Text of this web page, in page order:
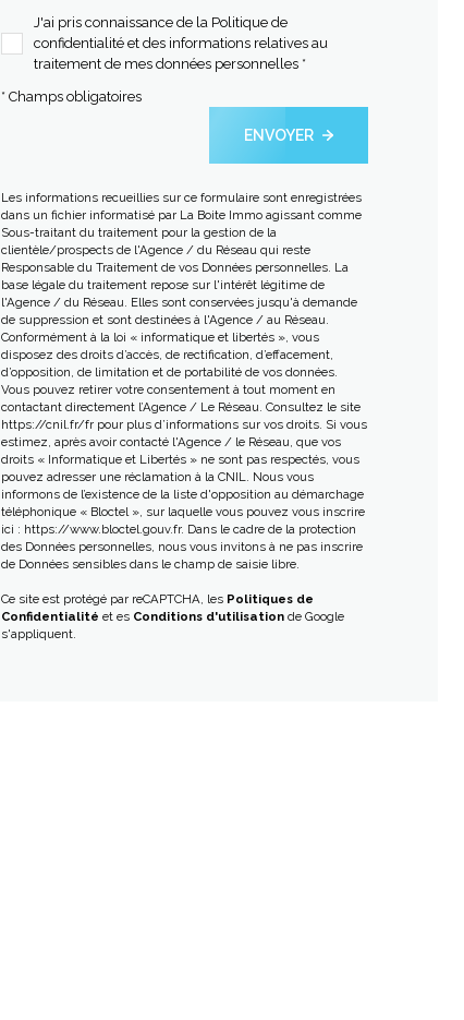
J'ai pris connaissance de la Politique de
confidentialité et des informations relatives au
traitement de mes données personnelles *
* Champs obligatoires
ENVOYER
Les informations recueillies sur ce formulaire sont enregistrées
dans un fichier informatisé par La Boite Immo agissant comme
Sous-traitant du traitement pour la gestion de la
clientèle/prospects de l'Agence / du Réseau qui reste
Responsable du Traitement de vos Données personnelles. La
base légale du traitement repose sur l'intérêt légitime de
l'Agence / du Réseau. Elles sont conservées jusqu'à demande
de suppression et sont destinées à l'Agence / au Réseau.
Conformément à la loi « informatique et libertés », vous
disposez des droits d’accès, de rectification, d’effacement,
d’opposition, de limitation et de portabilité de vos données.
Vous pouvez retirer votre consentement à tout moment en
contactant directement l’Agence / Le Réseau. Consultez le site
https://cnil.fr/frpour plus d’informations sur vos droits. Si vous
estimez, après avoir contacté l'Agence / le Réseau, que vos
droits « Informatique et Libertés » ne sont pas respectés, vous
pouvez adresser une réclamation à la CNIL. Nous vous
informons de l’existence de la liste d'opposition au démarchage
téléphonique « Bloctel », sur laquelle vous pouvez vous inscrire
ici : https://www.bloctel.gouv.fr. Dans le cadre de la protection
des Données personnelles, nous vous invitons à ne pas inscrire
de Données sensibles dans le champ de saisie libre.
Ce site est protégé par reCAPTCHA, les Politiques de
Confidentialité et es Conditions d'utilisationde Google
s'appliquent.